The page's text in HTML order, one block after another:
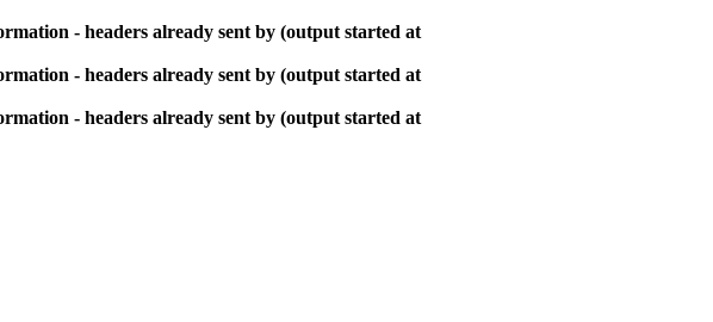
- headers already sent by (output started at
- headers already sent by (output started at
- headers already sent by (output started at